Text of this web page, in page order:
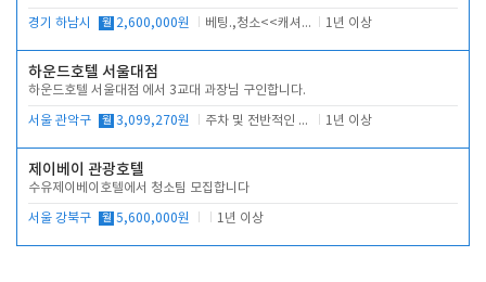
경기 하남시 월 2,600,000원 베팅.,청소<<캐셔 모셔봅니다. 1년 이상
하운드호텔 서울대점
하운드호텔 서울대점 에서 3교대 과장님 구인합니다.
서울 관악구 월 3,099,270원 주차 및 전반적인 당번업무 1년 이상
제이베이 관광호텔
수유제이베이호텔에서 청소팀 모집합니다
서울 강북구 월 5,600,000원 1년 이상